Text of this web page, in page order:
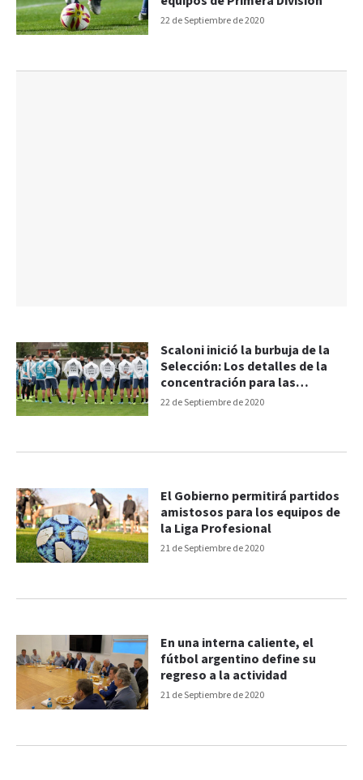
22 de Septiembre de 2020
22 de Septiembre de 2020
Scaloni inició la burbuja de la
Selección: Los detalles de la
concentración para las
Eliminatorias
21 de Septiembre de 2020
El Gobierno permitirá partidos
amistosos para los equipos de
la Liga Profesional
21 de Septiembre de 2020
En una interna caliente, el
fútbol argentino define su
regreso a la actividad